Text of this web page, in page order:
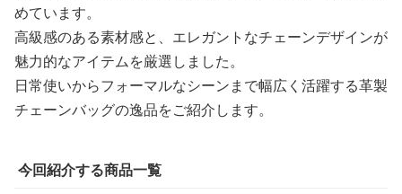
めています。
高級感のある素材感と、エレガントなチェーンデザインが
魅力的なアイテムを厳選しました。
日常使いからフォーマルなシーンまで幅広く活躍する革製
チェーンバッグの逸品をご紹介します。
今回紹介する商品一覧